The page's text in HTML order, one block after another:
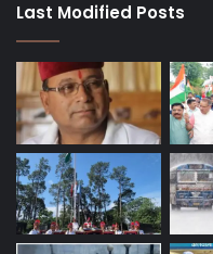
Last Modified Posts